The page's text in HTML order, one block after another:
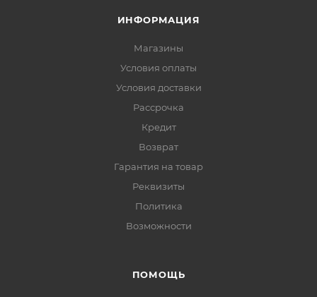
ИНФОРМАЦИЯ
Магазины
Условия оплаты
Условия доставки
Рассрочка
Кредит
Возврат
Гарантия на товар
Реквизиты
Политика
Возможности
ПОМОЩЬ